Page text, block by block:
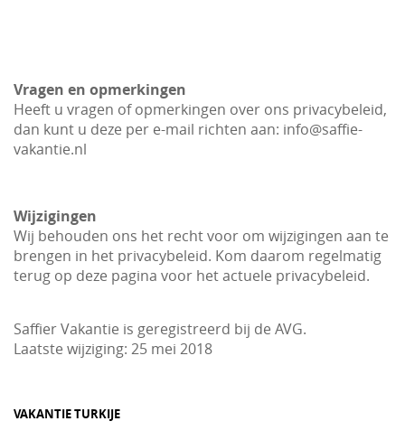
Vragen en opmerkingen
Heeft u vragen of opmerkingen over ons privacybeleid,
dan kunt u deze per e-mail richten aan: info@saffie-
vakantie.nl
Wijzigingen
Wij behouden ons het recht voor om wijzigingen aan te
brengen in het privacybeleid. Kom daarom regelmatig
terug op deze pagina voor het actuele privacybeleid.
Saffier Vakantie is geregistreerd bij de AVG.
Laatste wijziging: 25 mei 2018
VAKANTIE TURKIJE